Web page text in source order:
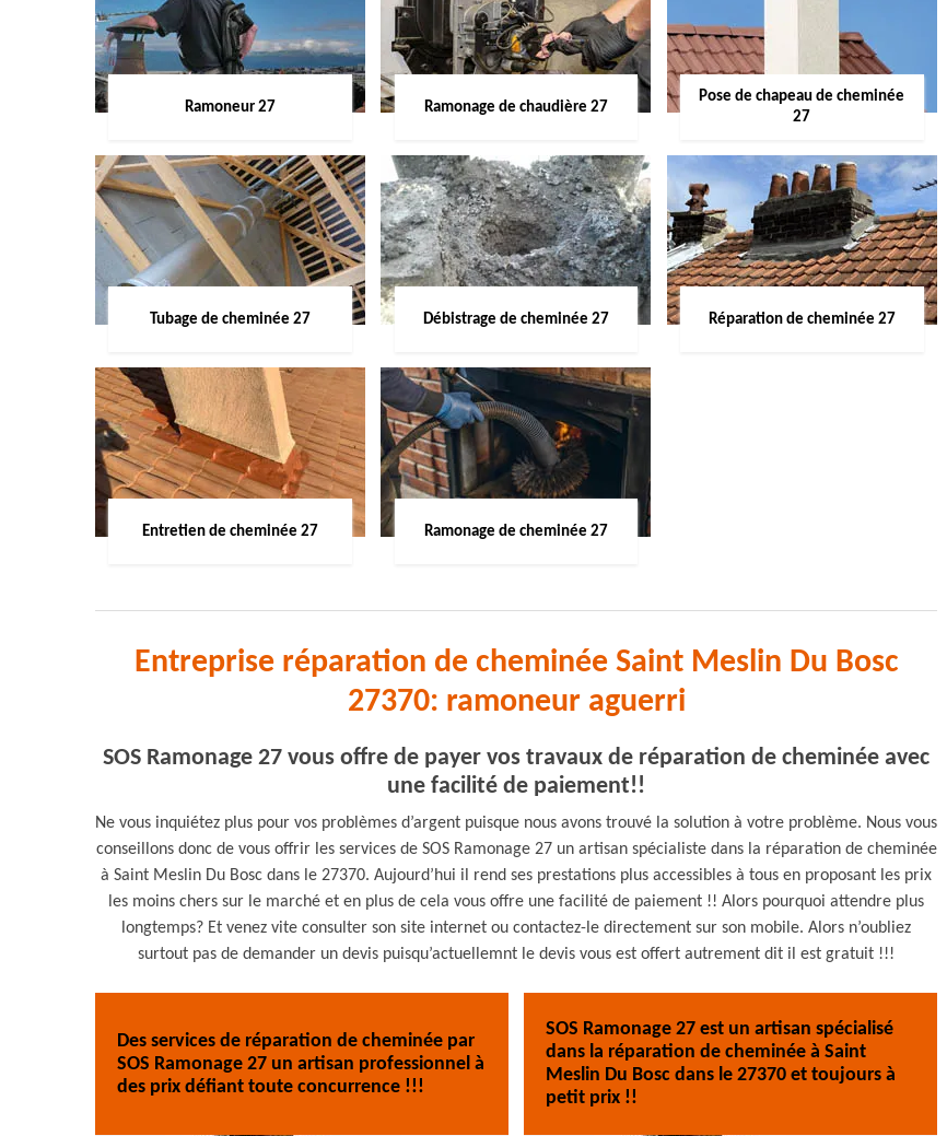
Ramoneur 27 Ramonage de chaudière 27
Pose de chapeau de cheminée
27
Tubage de cheminée 27 Débistrage de cheminée 27 Réparation de cheminée 27
Entretien de cheminée 27 Ramonage de cheminée 27
Entreprise réparation de cheminée Saint Meslin Du Bosc
27370: ramoneur aguerri
SOS Ramonage 27 vous offre de payer vos travaux de réparation de cheminée avec
une facilité de paiement!!
Ne vous inquiétez plus pour vos problèmes d’argent puisque nous avons trouvé la solution à votre problème. Nous vous
conseillons donc de vous offrir les services de SOS Ramonage 27 un artisan spécialiste dans la réparation de cheminée
à Saint Meslin Du Bosc dans le 27370. Aujourd’hui il rend ses prestations plus accessibles à tous en proposant les prix
les moins chers sur le marché et en plus de cela vous offre une facilité de paiement !! Alors pourquoi attendre plus
longtemps? Et venez vite consulter son site internet ou contactez-le directement sur son mobile. Alors n’oubliez
surtout pas de demander un devis puisqu’actuellemnt le devis vous est offert autrement dit il est gratuit !!!
Des services de réparation de cheminée par
SOS Ramonage 27 un artisan professionnel à
des prix défiant toute concurrence !!!
SOS Ramonage 27 est un artisan spécialisé
dans la réparation de cheminée à Saint
Meslin Du Bosc dans le 27370 et toujours à
petit prix !!